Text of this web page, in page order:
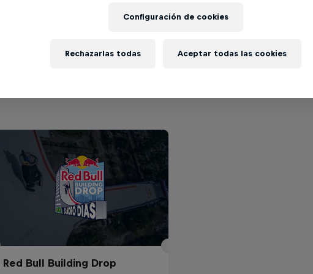
Red Bull Building Drop
Configuración de cookies
Rechazarlas todas Aceptar todas las cookies